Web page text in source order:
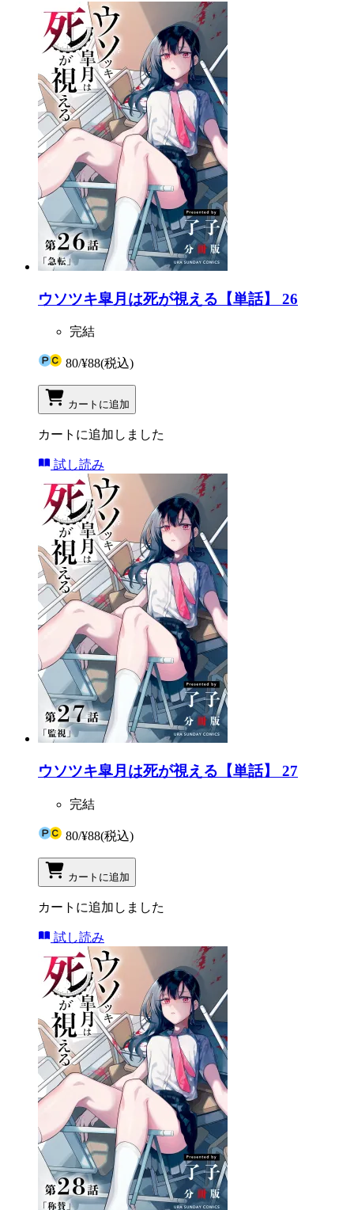
ウソツキ皐月は死が視える【単話】 26
完結
80/¥88(税込)
カートに追加
カートに追加しました
試し読み
ウソツキ皐月は死が視える【単話】 27
完結
80/¥88(税込)
カートに追加
カートに追加しました
試し読み